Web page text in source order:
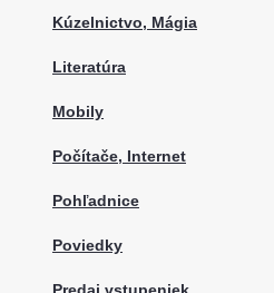
Kúzelnictvo, Mágia
Literatúra
Mobily
Počítače, Internet
Pohľadnice
Poviedky